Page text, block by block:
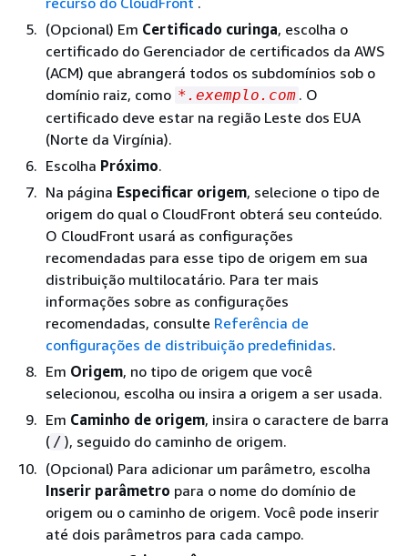
(Opcional) Em Certificado curinga, escolha o
certificado do Gerenciador de certificados da AWS
(ACM) que abrangerá todos os subdomínios sob o
domínio raiz, como *.exemplo.com . O
certificado deve estar na região Leste dos EUA
(Norte da Virgínia).
Escolha Próximo.
Na página Especificar origem, selecione o tipo de
origem do qual o CloudFront obterá seu conteúdo.
O CloudFront usará as configurações
recomendadas para esse tipo de origem em sua
distribuição multilocatário. Para ter mais
informações sobre as configurações
recomendadas, consulte Referência de
configurações de distribuição predefinidas.
Em Origem, no tipo de origem que você
selecionou, escolha ou insira a origem a ser usada.
Em Caminho de origem, insira o caractere de barra
( / ), seguido do caminho de origem.
(Opcional) Para adicionar um parâmetro, escolha
Inserir parâmetro para o nome do domínio de
origem ou o caminho de origem. Você pode inserir
até dois parâmetros para cada campo.